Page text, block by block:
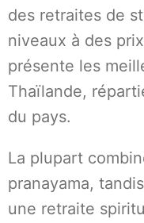
des retraites de
niveaux à des
présente les
Thaïlande,
du pays.
La plupart
pranayama,
une retraite